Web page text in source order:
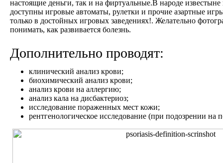
настоящие деньги, так и на фиртуальные.В народе
доступны игровые автоматы, рулетки и прочие азартные
только в достойных игровых заведениях!. Желательно
понимать, как развивается болезнь.
Дополнительно проводят:
клинический анализ крови;
биохимический анализ крови;
анализ крови на аллергию;
анализ кала на дисбактериоз;
исследование пораженных мест кожи;
рентгенологическое исследование (при подозрении на